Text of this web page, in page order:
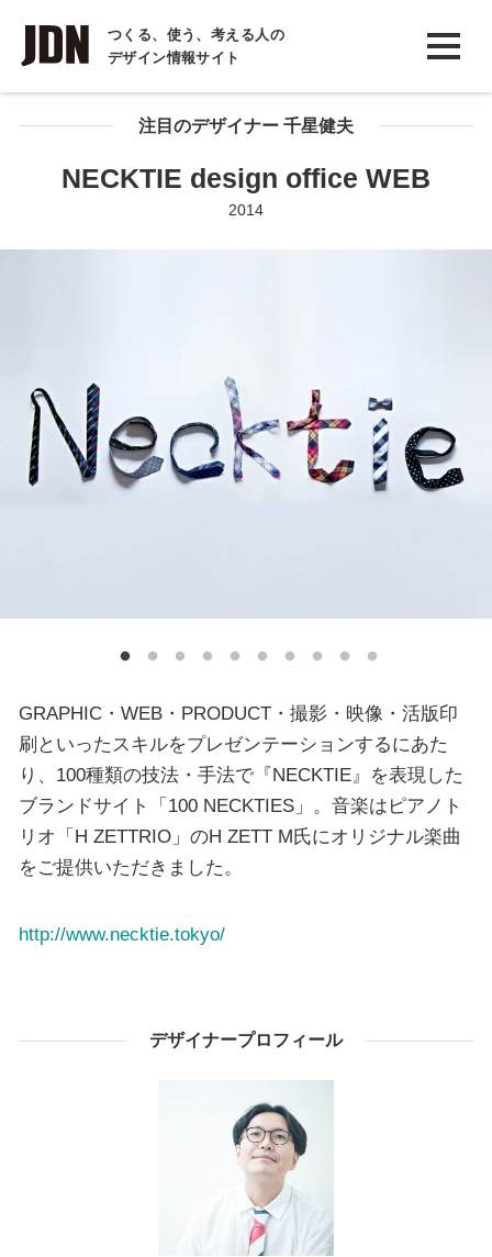
つくる、使う、考える人の
デザイン情報サイト
INTERVIEW
インタビュー
REPORT注目のデザイナー 千星健夫
NECKTIE design office WEB
2014
GRAPHIC・WEB・PRODUCT・撮影・映像・活版印
刷といったスキルをプレゼンテーションするにあた
り、100種類の技法・手法で『NECKTIE』を表現した
ブランドサイト「100 NECKTIES」。音楽はピアノト
リオ「H ZETTRIO」のH ZETT M氏にオリジナル楽曲
をご提供いただきました。
http://www.necktie.tokyo/
デザイナープロフィール